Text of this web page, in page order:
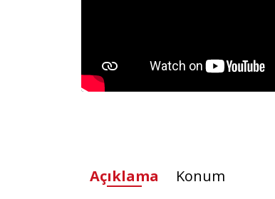
Açıklama Konum